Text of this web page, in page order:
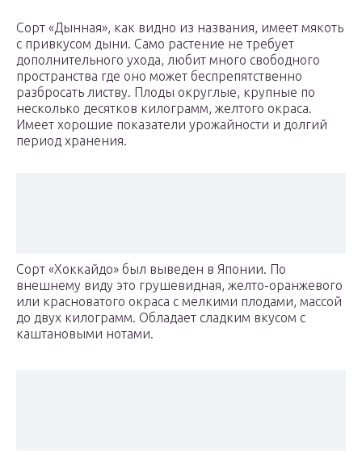
Сорт «Дынная», как видно из названия, имеет мякоть
с привкусом дыни. Само растение не требует
дополнительного ухода, любит много свободного
пространства где оно может беспрепятственно
разбросать листву. Плоды округлые, крупные по
несколько десятков килограмм, желтого окраса.
Имеет хорошие показатели урожайности и долгий
период хранения.
Сорт «Хоккайдо» был выведен в Японии. По
внешнему виду это грушевидная, желто-оранжевого
или красноватого окраса с мелкими плодами, массой
до двух килограмм. Обладает сладким вкусом с
каштановыми нотами.